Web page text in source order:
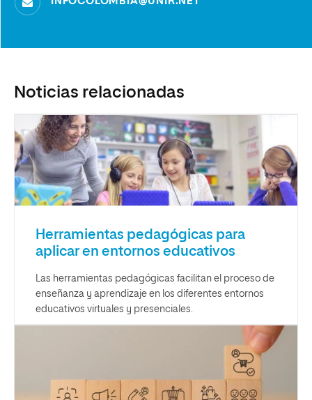
Noticias relacionadas
Herramientas pedagógicas para
aplicar en entornos educativos
Las herramientas pedagógicas facilitan el proceso de
enseñanza y aprendizaje en los diferentes entornos
educativos virtuales y presenciales.